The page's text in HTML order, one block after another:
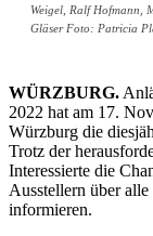
Weigel, Ralf Hofmann,
Gläser Foto: Patricia
WÜRZBURG.
2022 hat am 17.
Würzburg die
Trotz der
Interessierte die
Ausstellern über
informieren.